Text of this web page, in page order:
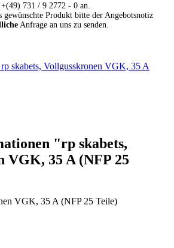
731 / 9 2772 - 0 an.
gewünschte Produkt bitte der Angebotsnotiz
Anfrage an uns zu senden.
rp skabets, Vollgusskronen VGK, 35 A
"rp skabets,
VGK, 35 A (NFP 25
VGK, 35 A (NFP 25 Teile)